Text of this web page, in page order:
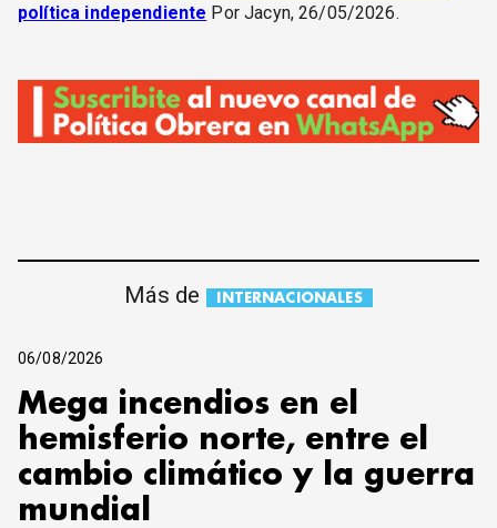
política independiente Por Jacyn, 26/05/2026.
Más de INTERNACIONALES
06/08/2026
Mega incendios en el
hemisferio norte, entre el
cambio climático y la guerra
mundial